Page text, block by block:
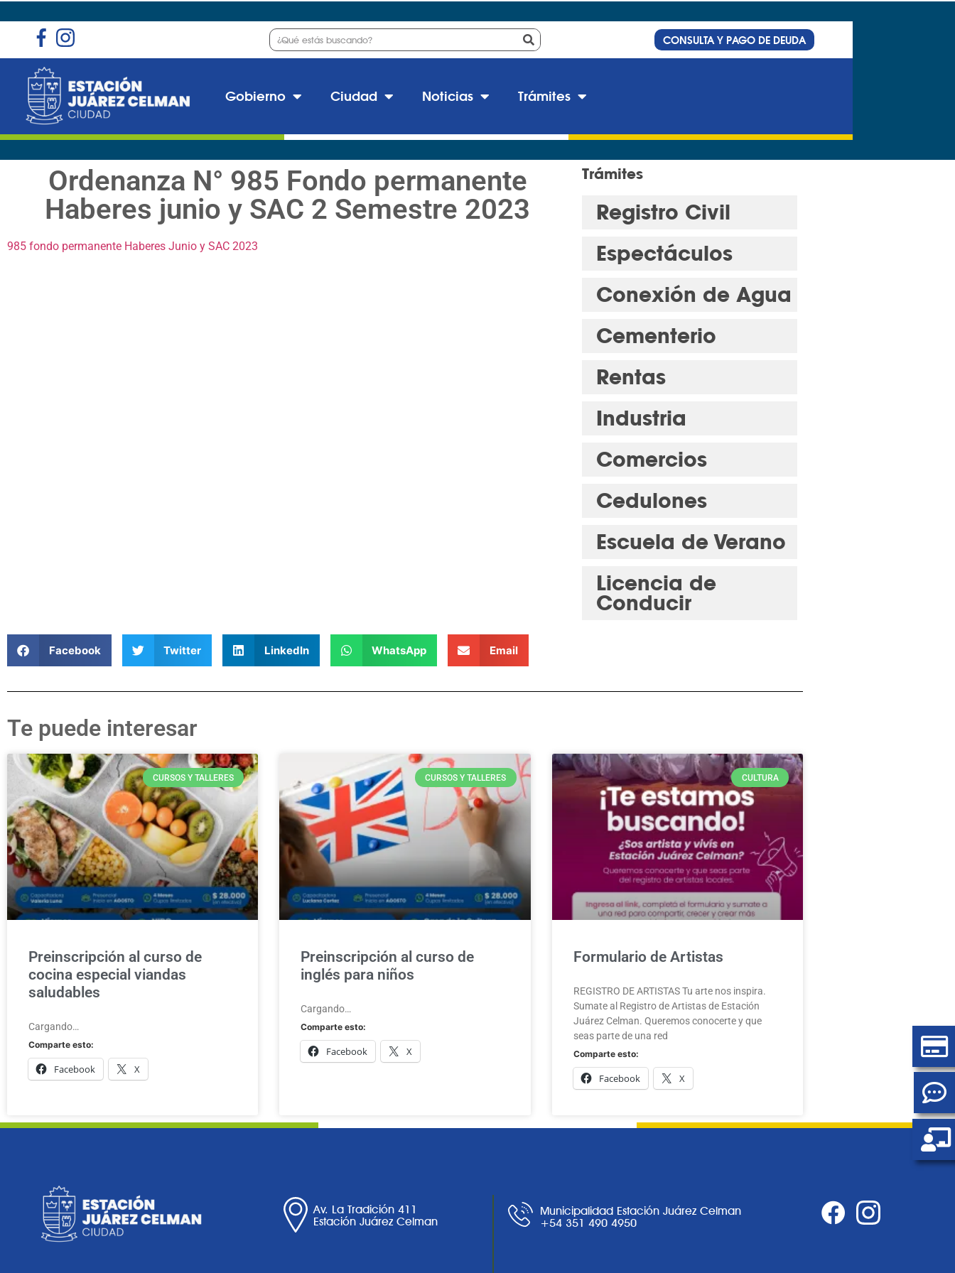
CONSULTA Y PAGO DE DEUDA
Gobierno Ciudad Noticias Trámites
Ordenanza N° 985 Fondo permanente
Haberes junio y SAC 2 Semestre 2023
985 fondo permanente Haberes Junio y SAC 2023
Trámites
Registro Civil
Espectáculos
Conexión de Agua
Cementerio
Rentas
Industria
Comercios
Cedulones
Escuela de Verano
Licencia de
Conducir
Facebook Twitter LinkedIn WhatsApp Email
Te puede interesar
CURSOS Y TALLERES
Preinscripción al curso de
cocina especial viandas
saludables
Cargando…
Comparte esto:
Facebook X
CURSOS Y TALLERES
Preinscripción al curso de
inglés para niños
Cargando…
Comparte esto:
Facebook X
CULTURA
Formulario de Artistas
REGISTRO DE ARTISTAS Tu arte nos inspira.
Sumate al Registro de Artistas de Estación
Juárez Celman. Queremos conocerte y que
seas parte de una red
Comparte esto:
Facebook X
Av. La Tradición 411
Estación Juárez Celman
Municipalidad Estación Juárez Celman
+54 351 490 4950